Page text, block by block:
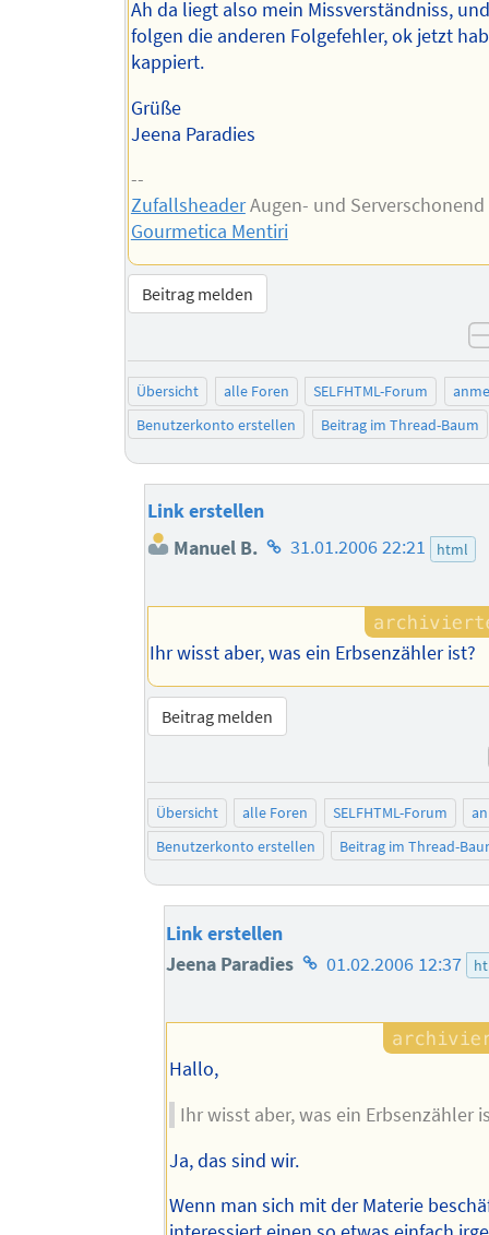
Ah da liegt also mein Missverständniss,
folgen die anderen Folgefehler, ok jetzt
kappiert.
Grüße
Jeena Paradies
--
ZufallsheaderAugen- und
Gourmetica Mentiri
Beitrag melden
Übersicht alle Foren SELFHTML-Forum
Benutzerkonto erstellen
Beitrag im Thread-Baum
Link erstellen
Manuel B. Homepage
Autors
31.01.2006 22:21 html
Ihr wisst aber, was ein Erbsenzähler ist?
Beitrag melden
Übersicht alle Foren SELFHTML-Forum
Benutzerkonto erstellen
Beitrag im Thread-
Link erstellen
Jeena Paradies Homepage
Autors
01.02.2006 12:37
Hallo,
Ihr wisst aber, was ein Erbsenzähler
Ja, das sind wir.
Wenn man sich mit der Materie